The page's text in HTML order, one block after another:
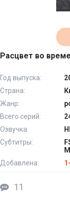
Расцвет во
Год выпуска:
Страна:
Жанр:
Всего серий:
Озвучка:
Субтитры:
Добавлена:
11